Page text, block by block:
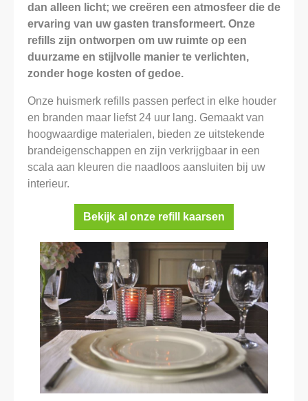
dan alleen licht; we creëren een atmosfeer die de
ervaring van uw gasten transformeert. Onze
refills zijn ontworpen om uw ruimte op een
duurzame en stijlvolle manier te verlichten,
zonder hoge kosten of gedoe.
Onze huismerk refills passen perfect in elke houder
en branden maar liefst 24 uur lang. Gemaakt van
hoogwaardige materialen, bieden ze uitstekende
brandeigenschappen en zijn verkrijgbaar in een
scala aan kleuren die naadloos aansluiten bij uw
interieur.
Bekijk al onze refill kaarsen